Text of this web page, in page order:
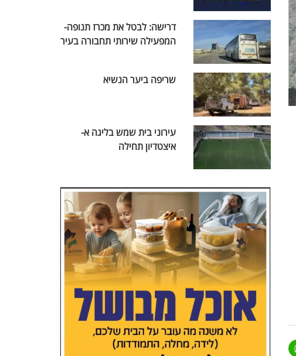
דרישה: לבטל את מכרז תנופה-
המפעילה שירותי תחבורה בעיר
שריפה ביער הנשיא
עירוני בית שמש בליגה א-
איצטדיון תחילה